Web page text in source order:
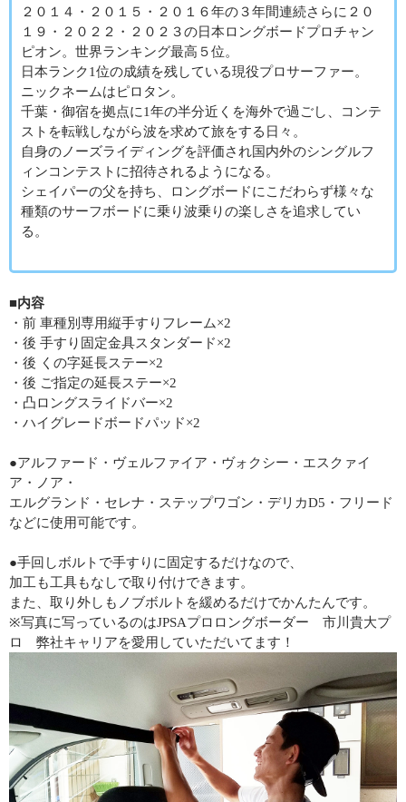
２０１４・２０１５・２０１６年の３年間連続さらに２０
１９・２０２２・２０２３の日本ロングボードプロチャン
ピオン。世界ランキング最高５位。
日本ランク1位の成績を残している現役プロサーファー。
ニックネームはピロタン。
千葉・御宿を拠点に1年の半分近くを海外で過ごし、コンテ
ストを転戦しながら波を求めて旅をする日々。
自身のノーズライディングを評価され国内外のシングルフ
ィンコンテストに招待されるようになる。
シェイパーの父を持ち、ロングボードにこだわらず様々な
種類のサーフボードに乗り波乗りの楽しさを追求してい
る。
■内容
・前 車種別専用縦手すりフレーム×2
・後 手すり固定金具スタンダード×2
・後 くの字延長ステー×2
・後 ご指定の延長ステー×2
・凸ロングスライドバー×2
・ハイグレードボードパッド×2
●アルファード・ヴェルファイア・ヴォクシー・エスクァイ
ア・ノア・
エルグランド・セレナ・ステップワゴン・デリカD5・フリード
などに使用可能です。
●手回しボルトで手すりに固定するだけなので、
加工も工具もなしで取り付けできます。
また、取り外しもノブボルトを緩めるだけでかんたんです。
※写真に写っているのはJPSAプロロングボーダー 市川貴大プ
ロ 弊社キャリアを愛用していただいてます！